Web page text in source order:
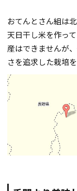
おてんとさん組は
天日干し米を作っ
産はできませんが
さを追求した栽培を